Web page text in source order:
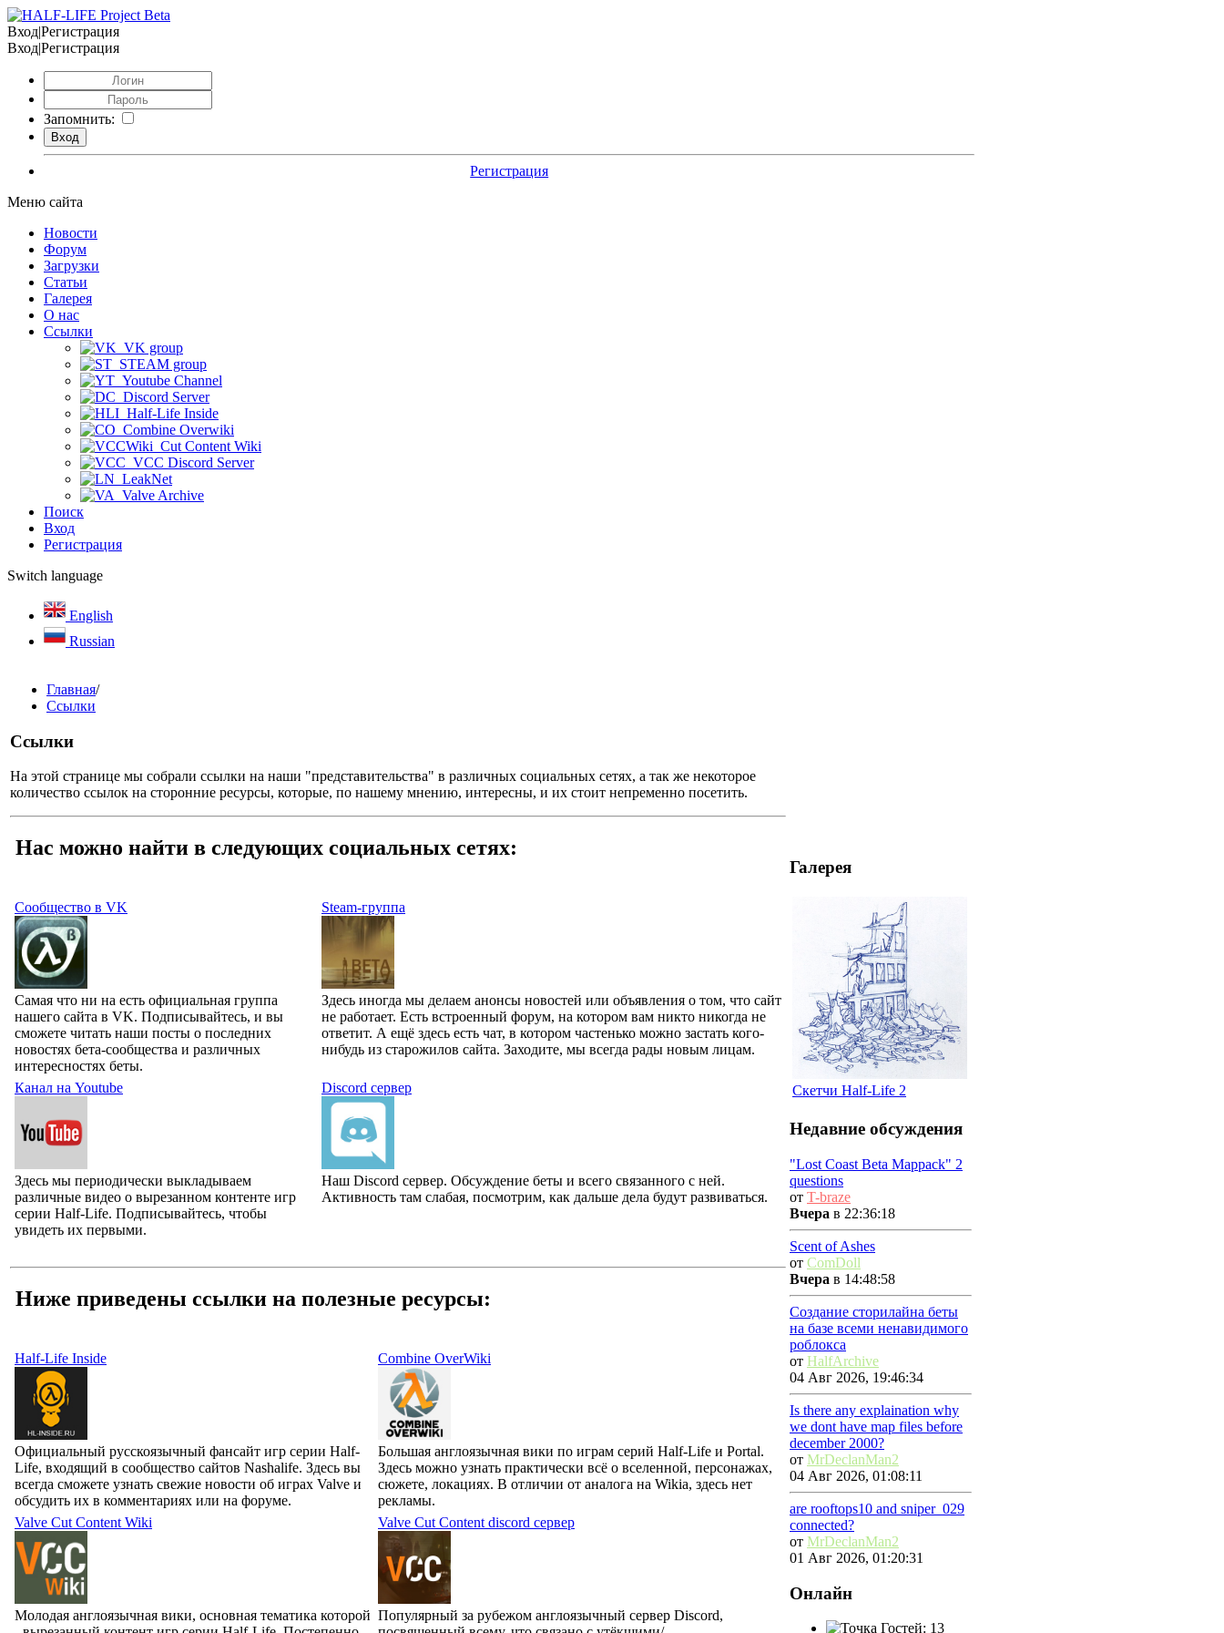
Вход|Регистрация
Вход|Регистрация
Запомнить:
Регистрация
Меню сайта
Новости
Форум
Загрузки
Статьи
Галерея
О нас
Ссылки
VK group
STEAM group
Youtube Channel
Discord Server
Half-Life Inside
Combine Overwiki
Cut Content Wiki
VCC Discord Server
LeakNet
Valve Archive
Поиск
Вход
Регистрация
Switch language
English
Russian
Главная/
Ссылки
Ссылки
На этой странице мы собрали ссылки на наши "представительства" в различных социальных сетях, а так же некоторое
количество ссылок на сторонние ресурсы, которые, по нашему мнению, интересны, и их стоит непременно посетить.
Нас можно найти в следующих социальных сетях:
Сообщество в VK
Самая что ни на есть официальная группа
нашего сайта в VK. Подписывайтесь, и вы
сможете читать наши посты о последних
новостях бета-сообщества и различных
интересностях беты.
Steam-группа
Здесь иногда мы делаем анонсы новостей или объявления о том, что сайт
не работает. Есть встроенный форум, на котором вам никто никогда не
ответит. А ещё здесь есть чат, в котором частенько можно застать кого-
нибудь из старожилов сайта. Заходите, мы всегда рады новым лицам.
Канал на Youtube
Здесь мы периодически выкладываем
различные видео о вырезанном контенте игр
серии Half-Life. Подписывайтесь, чтобы
увидеть их первыми.
Discord сервер
Наш Discord сервер. Обсуждение беты и всего связанного с ней.
Активность там слабая, посмотрим, как дальше дела будут развиваться.
Ниже приведены ссылки на полезные ресурсы:
Half-Life Inside
Официальный русскоязычный фансайт игр серии Half-
Life, входящий в сообщество сайтов Nashalife. Здесь вы
всегда сможете узнать свежие новости об играх Valve и
обсудить их в комментариях или на форуме.
Combine OverWiki
Большая англоязычная вики по играм серий Half-Life и Portal.
Здесь можно узнать практически всё о вселенной, персонажах,
сюжете, локациях. В отличии от аналога на Wikia, здесь нет
рекламы.
Valve Cut Content Wiki
Молодая англоязычная вики, основная тематика которой
Valve Cut Content discord сервер
Популярный за рубежом англоязычный сервер Discord,
Галерея
Скетчи Half-Life 2
Недавние обсуждения
"Lost Coast Beta Mappack" 2
questions
от T-braze
Вчера в 22:36:18
Scent of Ashes
от ComDoll
Вчера в 14:48:58
Создание сторилайна беты
на базе всеми ненавидимого
роблокса
от HalfArchive
04 Авг 2026, 19:46:34
Is there any explaination why
we dont have map files before
december 2000?
от MrDeclanMan2
04 Авг 2026, 01:08:11
are rooftops10 and sniper_029
connected?
от MrDeclanMan2
01 Авг 2026, 01:20:31
Онлайн
Гостей: 13